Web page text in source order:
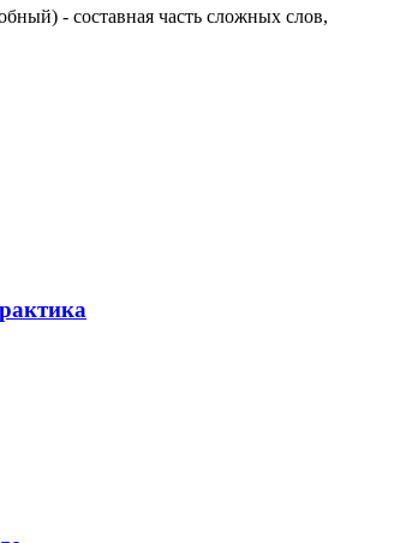
- составная часть сложных слов,